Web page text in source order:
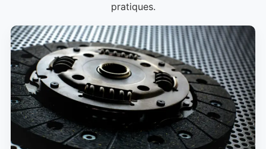
pratiques.